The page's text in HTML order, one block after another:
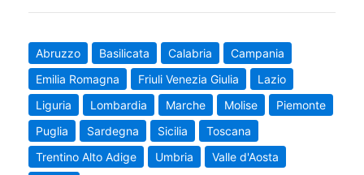
Abruzzo Basilicata Calabria
Campania
Emilia Romagna
Friuli Venezia Giulia
Lazio
Liguria
Lombardia Marche Molise
Piemonte
Puglia
Sardegna Sicilia
Toscana
Trentino Alto Adige
Umbria
Valle d'Aosta